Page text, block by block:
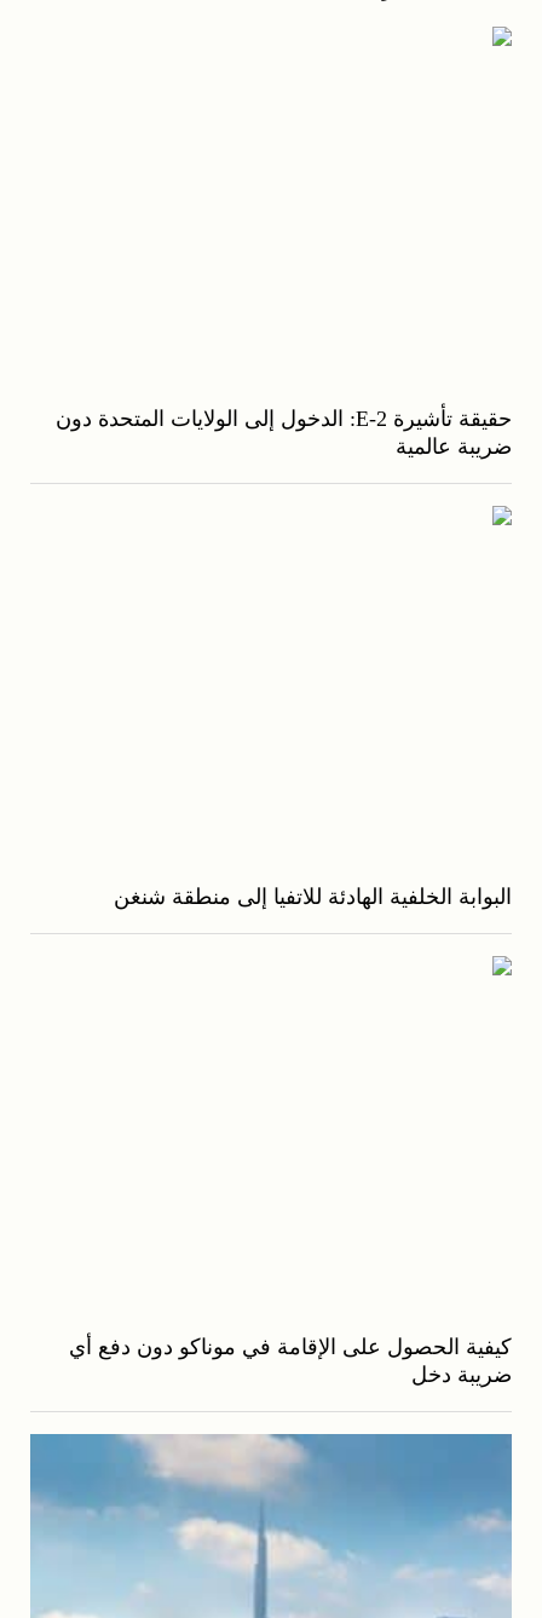
حقيقة تأشيرة E-2: الدخول إلى الولايات المتحدة دون
ضريبة عالمية
البوابة الخلفية الهادئة للاتفيا إلى منطقة شنغن
كيفية الحصول على الإقامة في موناكو دون دفع أي
ضريبة دخل